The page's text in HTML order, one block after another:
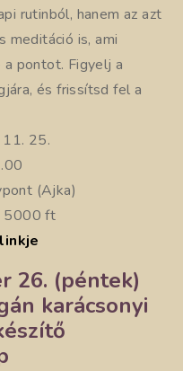
rutinból, hanem az azt
meditáció is, ami
pontot. Figyelj a
és frissítsd fel a
25.
(Ajka)
5000 ft
26. (péntek)
karácsonyi